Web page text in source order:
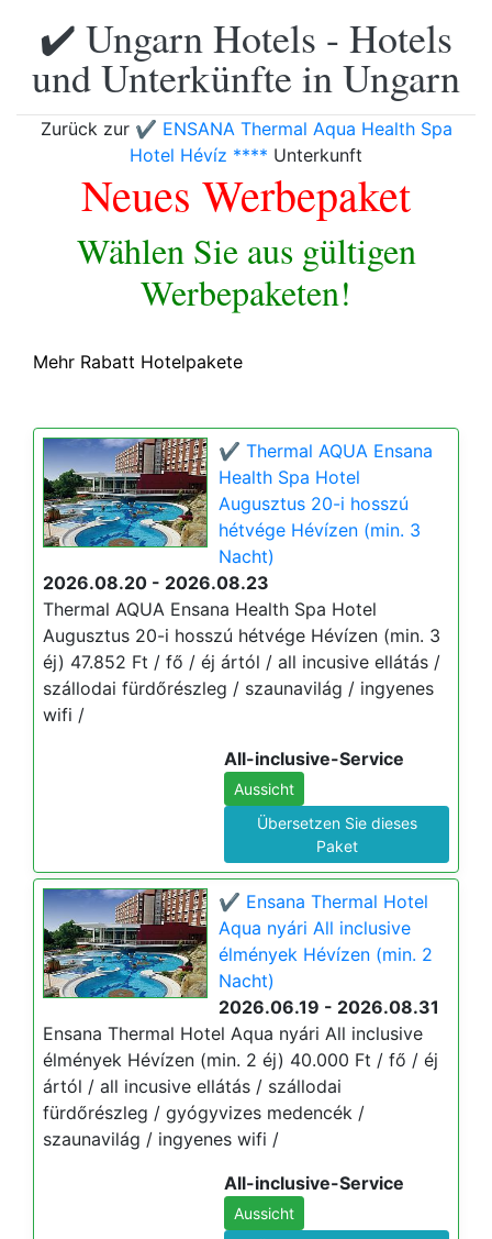
✔️ Ungarn Hotels - Hotels
und Unterkünfte in Ungarn
Zurück zur ✔️ ENSANA Thermal Aqua Health Spa
Hotel Hévíz **** Unterkunft
Neues Werbepaket
Wählen Sie aus gültigen
Werbepaketen!
Mehr Rabatt Hotelpakete
✔️ Thermal AQUA Ensana
Health Spa Hotel
Augusztus 20-i hosszú
hétvége Hévízen (min. 3
Nacht)
2026.08.20 - 2026.08.23
Thermal AQUA Ensana Health Spa Hotel
Augusztus 20-i hosszú hétvége Hévízen (min. 3
éj) 47.852 Ft / fő / éj ártól / all incusive ellátás /
szállodai fürdőrészleg / szaunavilág / ingyenes
wifi /
All-inclusive-Service
Aussicht
Übersetzen Sie dieses
Paket
✔️ Ensana Thermal Hotel
Aqua nyári All inclusive
élmények Hévízen (min. 2
Nacht)
2026.06.19 - 2026.08.31
Ensana Thermal Hotel Aqua nyári All inclusive
élmények Hévízen (min. 2 éj) 40.000 Ft / fő / éj
ártól / all incusive ellátás / szállodai
fürdőrészleg / gyógyvizes medencék /
szaunavilág / ingyenes wifi /
All-inclusive-Service
Aussicht